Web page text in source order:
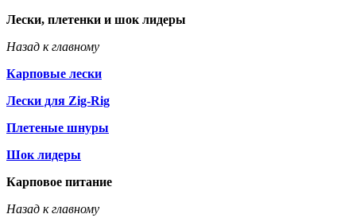
Лески, плетенки и шок лидеры
Назад к главному
Карповые лески
Лески для Zig-Rig
Плетеные шнуры
Шок лидеры
Карповое питание
Назад к главному